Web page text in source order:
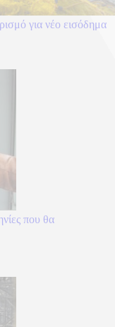
για νέο εισόδημα
που θα